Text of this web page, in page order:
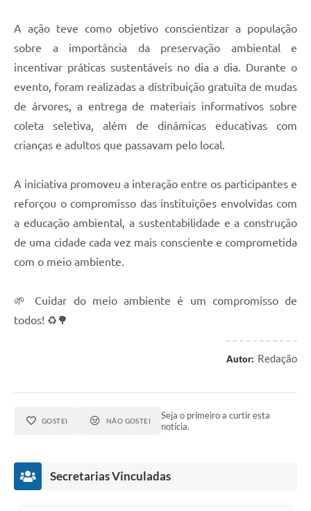
A ação teve como objetivo conscientizar a população
sobre a importância da preservação ambiental e
incentivar práticas sustentáveis no dia a dia. Durante o
evento, foram realizadas a distribuição gratuita de mudas
de árvores, a entrega de materiais informativos sobre
coleta seletiva, além de dinâmicas educativas com
crianças e adultos que passavam pelo local.
A iniciativa promoveu a interação entre os participantes e
reforçou o compromisso das instituições envolvidas com
a educação ambiental, a sustentabilidade e a construção
de uma cidade cada vez mais consciente e comprometida
com o meio ambiente.
🌱 Cuidar do meio ambiente é um compromisso de
todos! ♻️🌳
Autor: Redação
GOSTEI NÃO GOSTEI
Seja o primeiro a curtir esta
notícia.
Secretarias Vinculadas